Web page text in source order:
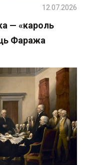
— «кароль
Фаража
12.07.2026